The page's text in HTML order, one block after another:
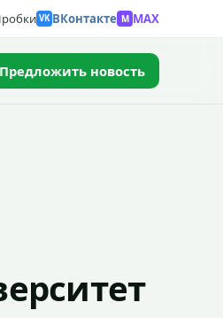
VK ВКонтакте M MAX
Предложить новость